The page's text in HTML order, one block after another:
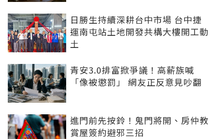
日勝生持續深耕台中市場 台中捷
運南屯站土地開發共構大樓開工動
土
青安3.0排富掀爭議！高薪族喊
「像被懲罰」 網友正反意見吵翻
進門前先按鈴！鬼門將開、房仲教
賞屋簽約避邪三招